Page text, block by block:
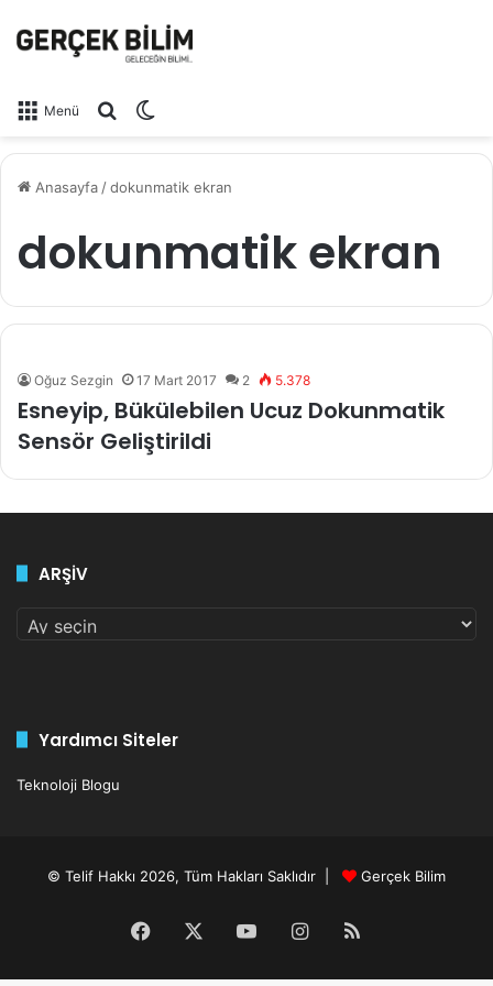
Menü Arama yap ...
Anasayfa /dokunmatik ekran
dokunmatik ekran
Oğuz Sezgin 17 Mart 2017 2 5.378
Esneyip, Bükülebilen Ucuz Dokunmatik
Sensör Geliştirildi
ARŞİV
ARŞİV
Yardımcı Siteler
Teknoloji Blogu
© Telif Hakkı 2026, Tüm Hakları Saklıdır | Gerçek Bilim
Facebook YouTubeInstagram